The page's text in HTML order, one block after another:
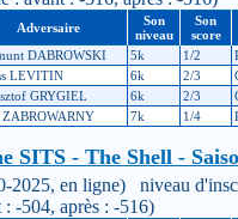
Adversaire
Son
niveau
Son
score
DABROWSKI 5k 1/2
LEVITIN 6k 2/3
GRYGIEL 6k 2/3
ZABROWARNY 7k 1/4
SITS - The Shell -
2025, en ligne) niveau
-504, après : -516)